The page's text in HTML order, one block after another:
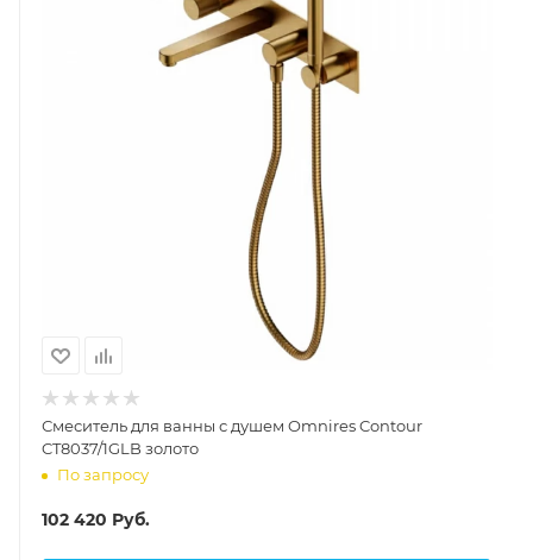
Смеситель для ванны с душем Omnires Contour
CT8037/1GLB золото
По запросу
102 420 Руб.